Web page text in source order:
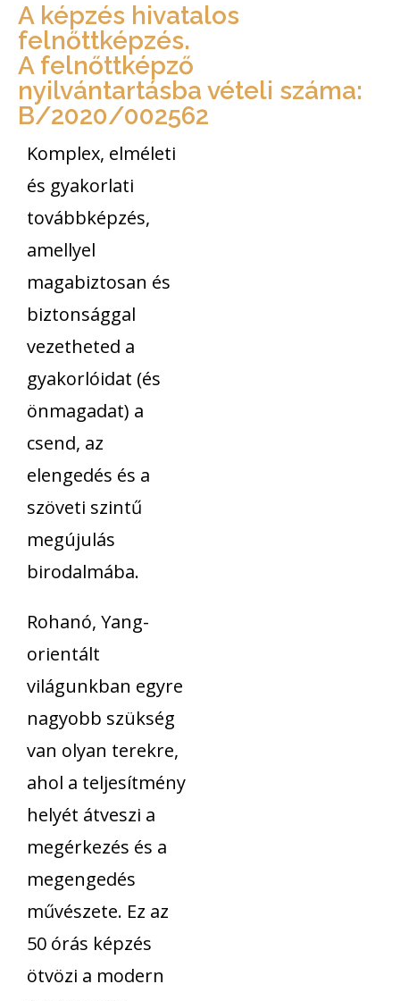
A képzés hivatalos
felnőttképzés.
A felnőttképző
nyilvántartásba vételi száma:
B/2020/002562
Komplex, elméleti
és gyakorlati
továbbképzés,
amellyel
magabiztosan és
biztonsággal
vezetheted a
gyakorlóidat (és
önmagadat) a
csend, az
elengedés és a
szöveti szintű
megújulás
birodalmába.
Rohanó, Yang-
orientált
világunkban egyre
nagyobb szükség
van olyan terekre,
ahol a teljesítmény
helyét átveszi a
megérkezés és a
megengedés
művészete. Ez az
50 órás képzés
ötvözi a modern